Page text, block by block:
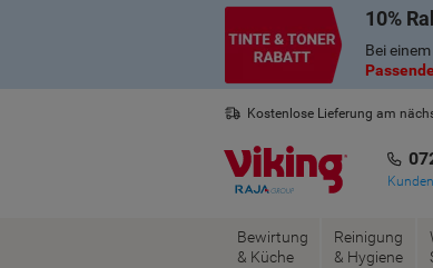
10%
Bei
Kostenlose Lieferung am
Bewirtung
& Küche
Reinigung
& Hygiene